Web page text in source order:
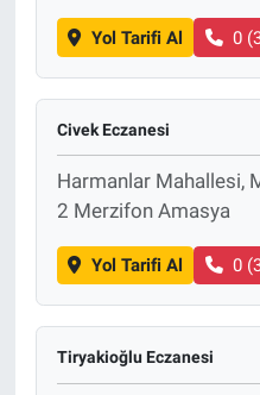
Yol Tarifi Al 0
Civek Eczanesi
Harmanlar Mahallesi,
2 Merzifon Amasya
Yol Tarifi Al 0
Tiryakioğlu Eczanesi